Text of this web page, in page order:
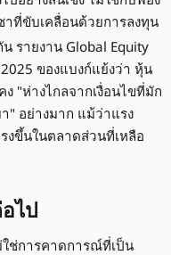
ที่ขับเคลื่อนด้วยการลงทุน
รายงาน Global Equity
ของแบงก์แย้งว่า หุ้น
"ห่างไกลจากเงื่อนไขที่มัก
" อย่างมาก แม้ว่าแรง
งขึ้นในตลาดส่วนที่เหลือ
ไป
ช่การคาดการณ์ที่เป็น